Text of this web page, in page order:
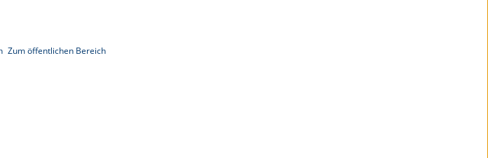
Zum öffentlichen Bereich